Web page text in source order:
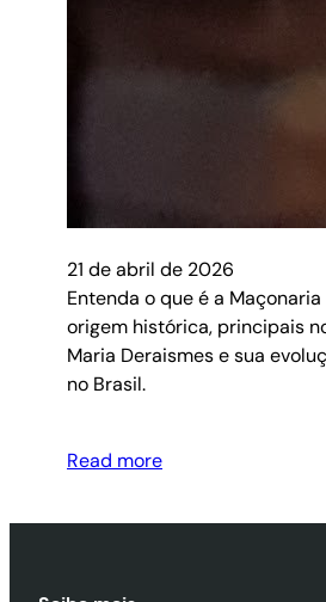
21 de abril de 2026
Entenda o que é a Maçonaria
origem histórica, principais
Maria Deraismes e sua
no Brasil.
Read more